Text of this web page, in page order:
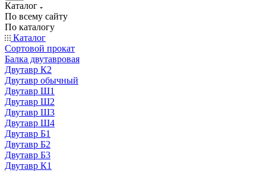
Каталог
По всему сайту
По каталогу
Каталог
Сортовой прокат
Балка двутавровая
Двутавр К2
Двутавр обычный
Двутавр Ш1
Двутавр Ш2
Двутавр Ш3
Двутавр Ш4
Двутавр Б1
Двутавр Б2
Двутавр Б3
Двутавр К1